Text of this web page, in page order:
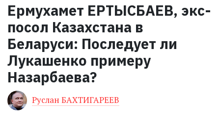
Ермухамет ЕРТЫСБАЕВ, экс-
посол Казахстана в
Беларуси: Последует ли
Лукашенко примеру
Назарбаева?
Руслан БАХТИГАРЕЕВ